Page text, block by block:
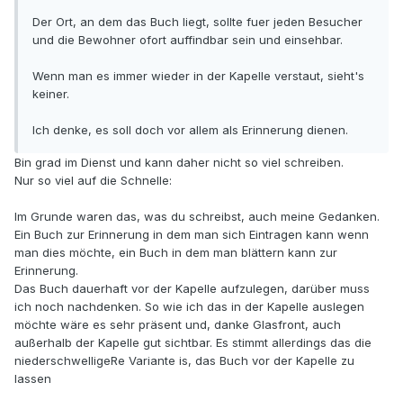
Der Ort, an dem das Buch liegt, sollte fuer jeden Besucher
und die Bewohner ofort auffindbar sein und einsehbar.
Wenn man es immer wieder in der Kapelle verstaut, sieht's
keiner.
Ich denke, es soll doch vor allem als Erinnerung dienen.
Bin grad im Dienst und kann daher nicht so viel schreiben.
Nur so viel auf die Schnelle:
Im Grunde waren das, was du schreibst, auch meine Gedanken.
Ein Buch zur Erinnerung in dem man sich Eintragen kann wenn
man dies möchte, ein Buch in dem man blättern kann zur
Erinnerung.
Das Buch dauerhaft vor der Kapelle aufzulegen, darüber muss
ich noch nachdenken. So wie ich das in der Kapelle auslegen
möchte wäre es sehr präsent und, danke Glasfront, auch
außerhalb der Kapelle gut sichtbar. Es stimmt allerdings das die
niederschwelligeRe Variante is, das Buch vor der Kapelle zu
lassen